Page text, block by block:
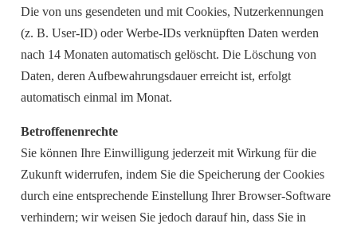
Die von uns gesendeten und mit Cookies, Nutzerkennungen
(z. B. User-ID) oder Werbe-IDs verknüpften Daten werden
nach 14 Monaten automatisch gelöscht. Die Löschung von
Daten, deren Aufbewahrungsdauer erreicht ist, erfolgt
automatisch einmal im Monat.
Betroffenenrechte
Sie können Ihre Einwilligung jederzeit mit Wirkung für die
Zukunft widerrufen, indem Sie die Speicherung der Cookies
durch eine entsprechende Einstellung Ihrer Browser-Software
verhindern; wir weisen Sie jedoch darauf hin, dass Sie in